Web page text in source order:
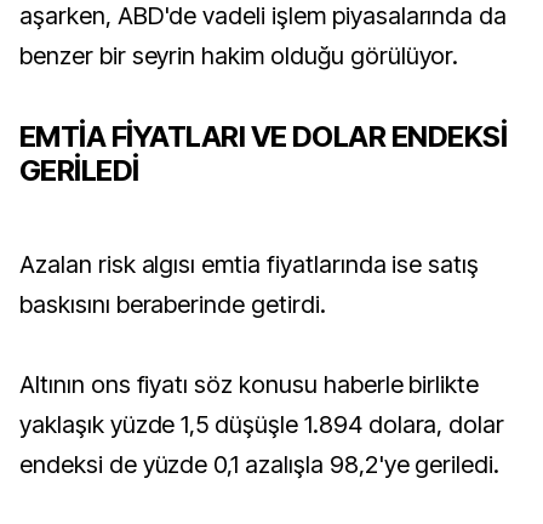
aşarken, ABD'de vadeli işlem piyasalarında da
benzer bir seyrin hakim olduğu görülüyor.
EMTİA FİYATLARI VE DOLAR ENDEKSİ
GERİLEDİ
Azalan risk algısı emtia fiyatlarında ise satış
baskısını beraberinde getirdi.
Altının ons fiyatı söz konusu haberle birlikte
yaklaşık yüzde 1,5 düşüşle 1.894 dolara, dolar
endeksi de yüzde 0,1 azalışla 98,2'ye geriledi.